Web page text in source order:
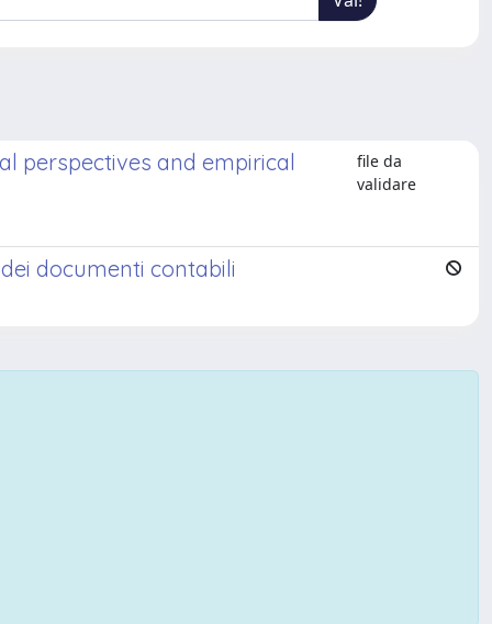
perspectives and empirical
file da
validare
documenti contabili